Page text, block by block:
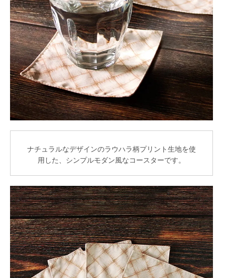
ナチュラルなデザインのラウハラ柄プリント生地を使
用した、シンプルモダン風なコースターです。